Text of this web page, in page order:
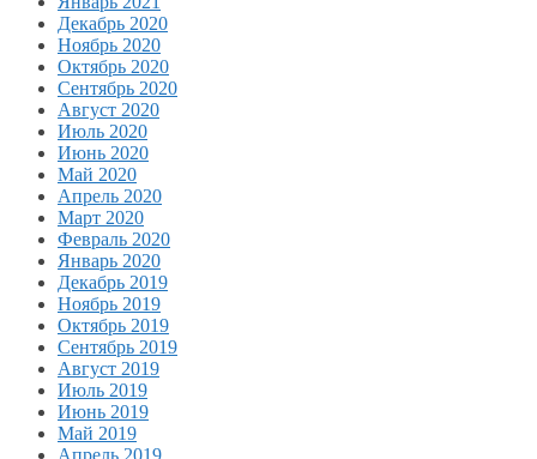
Декабрь 2020
Ноябрь 2020
Октябрь 2020
Сентябрь 2020
Август 2020
Июль 2020
Июнь 2020
Май 2020
Апрель 2020
Март 2020
Февраль 2020
Январь 2020
Декабрь 2019
Ноябрь 2019
Октябрь 2019
Сентябрь 2019
Август 2019
Июль 2019
Июнь 2019
Май 2019
Апрель 2019